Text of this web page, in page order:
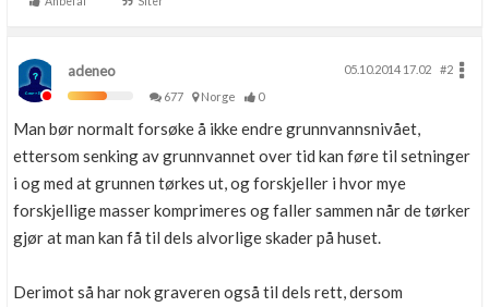
adeneo 05.10.2014 17.02
#2
677
Norge 0
Man bør normalt forsøke å ikke endre grunnvannsnivået,
ettersom senking av grunnvannet over tid kan føre til setninger
i og med at grunnen tørkes ut, og forskjeller i hvor mye
forskjellige masser komprimeres og faller sammen når de tørker
gjør at man kan få til dels alvorlige skader på huset.
Derimot så har nok graveren også til dels rett, dersom